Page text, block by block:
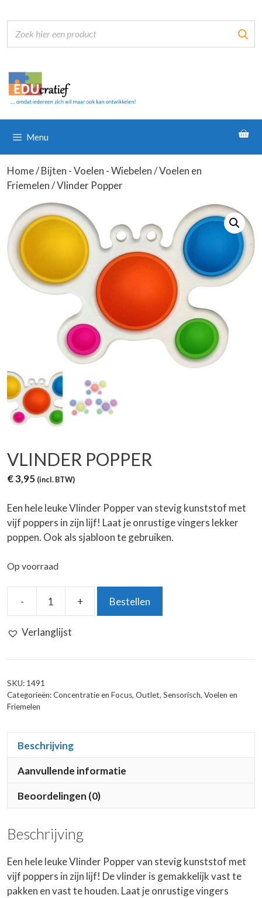
naar
inhoud
Menu
Home/Bijten - Voelen - Wiebelen/Voelen en
Friemelen/ Vlinder Popper
VLINDER POPPER
€3,95 (incl. BTW)
Een hele leuke Vlinder Popper van stevig kunststof met
vijf poppers in zijn lijf! Laat je onrustige vingers lekker
poppen. Ook als sjabloon te gebruiken.
Op voorraad
-
Vlinder
+ Bestellen
Verlanglijst
SKU: 1491
Categorieën:Concentratie en Focus, Outlet, Sensorisch, Voelen en
Friemelen
Beschrijving
Aanvullende informatie
Beoordelingen (0)
Beschrijving
Een hele leuke Vlinder Popper van stevig kunststof met
vijf poppers in zijn lijf! De vlinder is gemakkelijk vast te
pakken en vast te houden. Laat je onrustige vingers